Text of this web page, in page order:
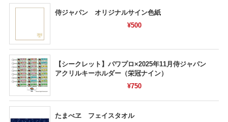
侍ジャパン オリジナルサイン色紙
¥500
【シークレット】パワプロ×2025年11月侍ジャパン
アクリルキーホルダー（栄冠ナイン）
¥750
たまべヱ フェイスタオル